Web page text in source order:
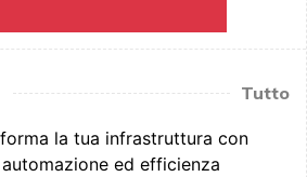
Tutto
la tua infrastruttura con
ed efficienza